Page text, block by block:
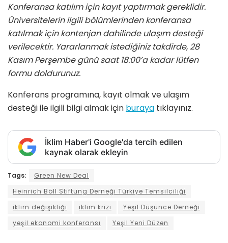
Konferansa katılım için kayıt yaptırmak gereklidir.
Üniversitelerin ilgili bölümlerinden konferansa
katılmak için kontenjan dahilinde ulaşım desteği
verilecektir. Yararlanmak istediğiniz takdirde, 28
Kasım Perşembe günü saat 18:00’a kadar lütfen
formu doldurunuz.
Konferans programına, kayıt olmak ve ulaşım
desteği ile ilgili bilgi almak için buraya tıklayınız.
İklim Haber'i Google'da tercih edilen
kaynak olarak ekleyin
Tags:
Green New Deal
Heinrich Böll Stiftung Derneği Türkiye Temsilciliği
iklim değişikliği
iklim krizi
Yeşil Düşünce Derneği
yeşil ekonomi konferansı
Yeşil Yeni Düzen